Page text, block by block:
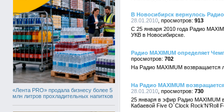
«Лента PRO» продала бизнесу более 5
млн литров прохладительных напитков
В Новосибирск вернулось Радио
28.01.2010
913
С 25 января 2010 года Радио
УКВ в Новосибирске.
Радио MAXIMUM определяет
702
На Радио MAXIMUM возвращается
На Радио MAXIMUM
28.01.2010
730
25 января в эфир Радио MAXIMUM
Кабаевой Five O`Clock Rock’N’Roll